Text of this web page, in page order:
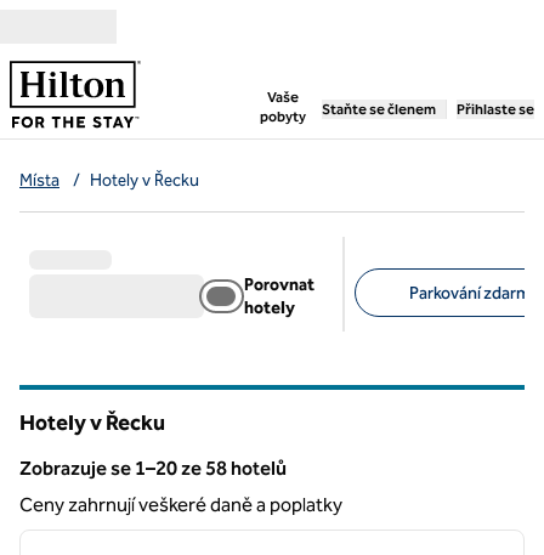
Vaše
pobyty
,otevře se nová záložka
Staňte se členem Přihlaste se
Místa / Hotely v Řecku
Porovnat
hotely
Parkování zdarma
Hotely v Řecku
Zobrazuje se 1–20 ze 58 hotelů
Zobrazení 58 hotelů
Ceny zahrnují veškeré daně a poplatky
1 z 12
další